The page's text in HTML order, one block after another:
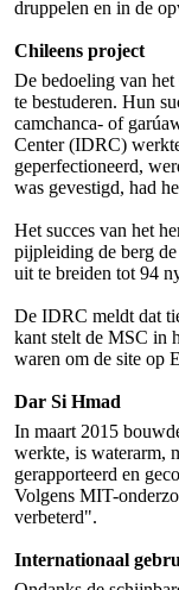
druppelen en in de
Chileens project
De bedoeling van het
te bestuderen. Hun
camchanca- of
Center (IDRC)
geperfectioneerd,
was gevestigd, had
Het succes van het
pijpleiding de berg
uit te breiden tot 94
De IDRC meldt dat
kant stelt de MSC in
waren om de site op
Dar Si Hmad
In maart 2015
werkte, is waterarm,
gerapporteerd en
Volgens MIT-
verbeterd".
Internationaal